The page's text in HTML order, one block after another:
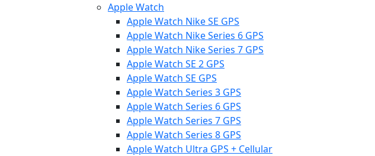
Apple Watch
Apple Watch Nike SE GPS
Apple Watch Nike Series 6 GPS
Apple Watch Nike Series 7 GPS
Apple Watch SE 2 GPS
Apple Watch SE GPS
Apple Watch Series 3 GPS
Apple Watch Series 6 GPS
Apple Watch Series 7 GPS
Apple Watch Series 8 GPS
Apple Watch Ultra GPS + Cellular